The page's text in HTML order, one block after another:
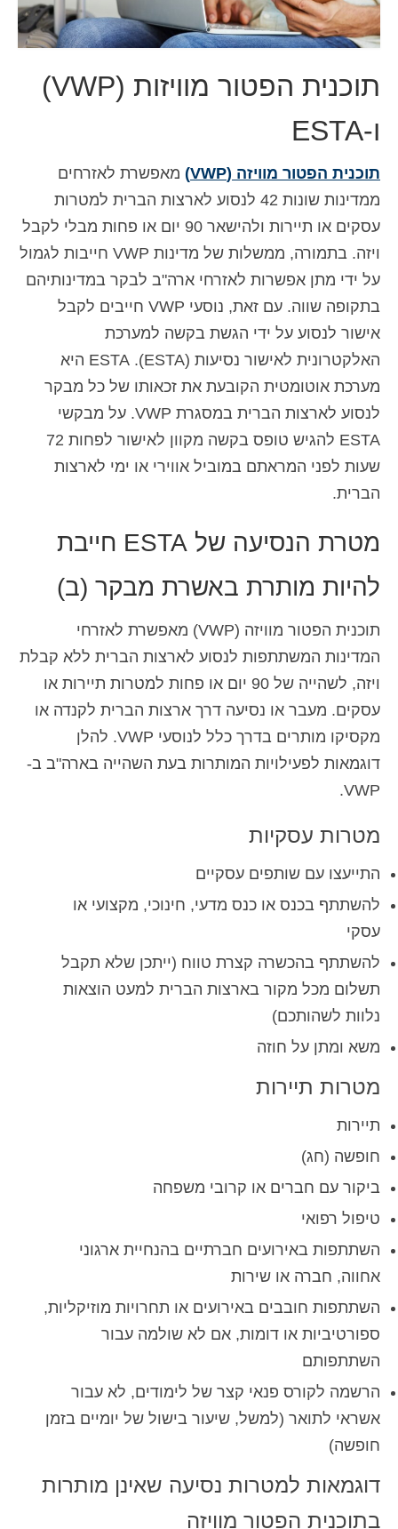
איש קשר
עברית
Hrvatski
)
Dansk
(דנית)
Nederlands
( הולנדית )
English
(אנגלית)
Eesti
(אסטונית)
Français
(צרפתית)
Deutsch
(גרמנית)
Norsk bokmål
(נורווגית)
(
Português
(פורטוגזית)
Slovenčina
( סלאבית)
תוכנית הפטור מוויזות (VWP)
ו-ESTA
תוכנית הפטור מוויזה (VWP)
מאפשרת לאזרחים
ממדינות שונות 42 לנסוע לארצות הברית למטרות
עסקים או תיירות ולהישאר 90 יום או פחות מבלי לקבל
ויזה. בתמורה, ממשלות של מדינות VWP חייבות לגמול
על ידי מתן אפשרות לאזרחי ארה"ב לבקר במדינותיהם
בתקופה שווה. עם זאת, נוסעי VWP חייבים לקבל
אישור לנסוע על ידי הגשת בקשה למערכת
האלקטרונית לאישור נסיעות (ESTA). ESTA היא
מערכת אוטומטית הקובעת את זכאותו של כל מבקר
לנסוע לארצות הברית במסגרת VWP. על מבקשי
ESTA להגיש טופס בקשה מקוון לאישור לפחות 72
שעות לפני המראתם במוביל אווירי או ימי לארצות
הברית.
מטרת הנסיעה של ESTA חייבת
להיות מותרת באשרת מבקר (ב)
תוכנית הפטור מוויזה (VWP) מאפשרת לאזרחי
המדינות המשתתפות לנסוע לארצות הברית ללא קבלת
ויזה, לשהייה של 90 יום או פחות למטרות תיירות או
עסקים. מעבר או נסיעה דרך ארצות הברית לקנדה או
מקסיקו מותרים בדרך כלל לנוסעי VWP. להלן
דוגמאות לפעילויות המותרות בעת השהייה בארה"ב ב-
VWP.
מטרות עסקיות
התייעצו עם שותפים עסקיים
להשתתף בכנס או כנס מדעי, חינוכי, מקצועי או
עסקי
להשתתף בהכשרה קצרת טווח (ייתכן שלא תקבל
תשלום מכל מקור בארצות הברית למעט הוצאות
נלוות לשהותכם)
משא ומתן על חוזה
מטרות תיירות
תיירות
חופשה (חג)
ביקור עם חברים או קרובי משפחה
טיפול רפואי
השתתפות באירועים חברתיים בהנחיית ארגוני
אחווה, חברה או שירות
השתתפות חובבים באירועים או תחרויות מוזיקליות,
ספורטיביות או דומות, אם לא שולמה עבור
השתתפותם
הרשמה לקורס פנאי קצר של לימודים, לא עבור
אשראי לתואר (למשל, שיעור בישול של יומיים בזמן
חופשה)
דוגמאות למטרות נסיעה שאינן מותרות
בתוכנית הפטור מוויזה